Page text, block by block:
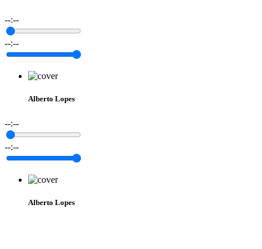
--:--
--:--
Alberto Lopes
--:--
--:--
Alberto Lopes